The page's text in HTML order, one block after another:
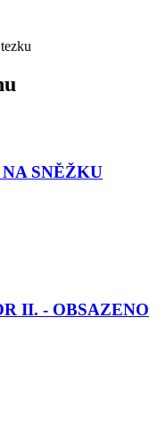
SNĚŽKU
II. - OBSAZENO